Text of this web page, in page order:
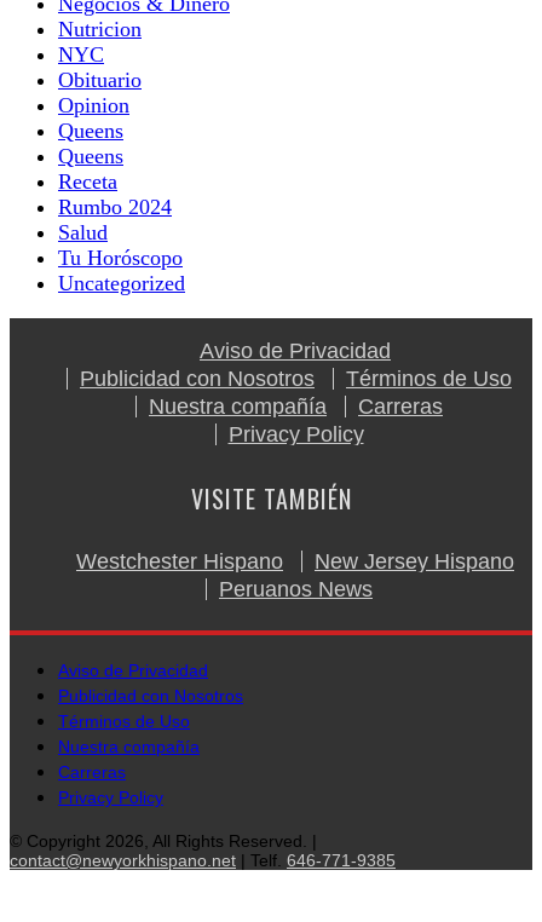
Nutricion
NYC
Obituario
Opinion
Queens
Queens
Receta
Rumbo 2024
Salud
Tu Horóscopo
Uncategorized
Aviso de Privacidad
Publicidad con Nosotros
Términos de Uso
Nuestra compañía
Carreras
Privacy Policy
VISITE TAMBIÉN
Westchester Hispano
New Jersey Hispano
Peruanos News
Aviso de Privacidad
Publicidad con Nosotros
Términos de Uso
Nuestra compañía
Carreras
Privacy Policy
© Copyright 2026, All Rights Reserved. |
contact@newyorkhispano.net | Telf. 646-771-9385